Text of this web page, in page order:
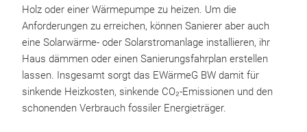
Holz oder einer Wärmepumpe zu heizen. Um die
Anforderungen zu erreichen, können Sanierer aber auch
eine Solarwärme- oder Solarstromanlage installieren, ihr
Haus dämmen oder einen Sanierungsfahrplan erstellen
lassen. Insgesamt sorgt das EWärmeG BW damit für
sinkende Heizkosten, sinkende CO₂-Emissionen und den
schonenden Verbrauch fossiler Energieträger.